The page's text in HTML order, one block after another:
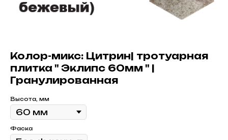
Колор-микс: Цитрин| тротуарная
плитка " Эклипс 60мм " |
Гранулированная
Высота, мм
Фаска